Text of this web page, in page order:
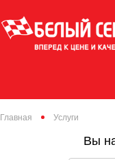
Главная Услуги
Вы